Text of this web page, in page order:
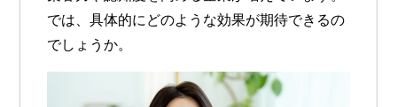
では、具体的にどのような効果が期待できるの
でしょうか。